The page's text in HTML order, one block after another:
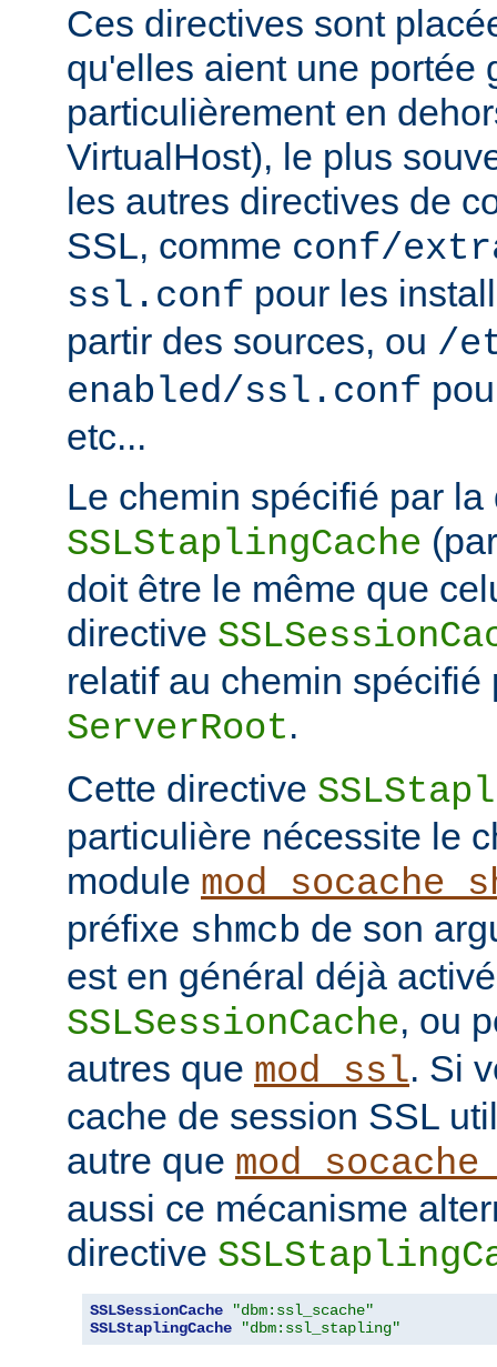
Ces directives sont
qu'elles aient une portée
particulièrement en
VirtualHost), le plus
les autres directives de
SSL, comme conf/
ssl.conf pour les
partir des sources, ou /
enabled/ssl.conf
etc...
Le chemin spécifié par la
SSLStaplingCache
doit être le même que
directive
relatif au chemin spécifié
ServerRoot.
Cette directive
particulière nécessite le
module
préfixe shmcb de son
est en général déjà
SSLSessionCache, ou
autres que mod_ssl. Si
cache de session SSL
autre que
aussi ce mécanisme
directive
SSLSessionCache
"dbm:ssl_scache"
SSLStaplingCache
"dbm:ssl_stapling"